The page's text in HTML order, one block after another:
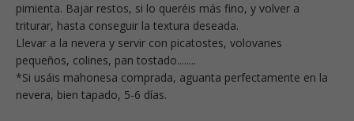
pimienta. Bajar restos, si lo queréis más fino, y volver a
triturar, hasta conseguir la textura deseada.
Llevar a la nevera y servir con picatostes, volovanes
pequeños, colines, pan tostado........
*Si usáis mahonesa comprada, aguanta perfectamente en la
nevera, bien tapado, 5-6 días.